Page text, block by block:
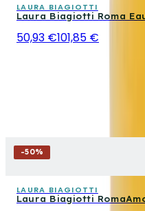
LAURA BIAGIOTTI
Laura Biagiotti Roma
50,93 €101,85 €
-50%
LAURA BIAGIOTTI
Laura Biagiotti